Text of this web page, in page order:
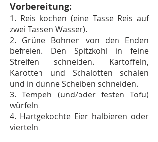
Vorbereitung:
1. Reis kochen (eine Tasse Reis auf
zwei Tassen Wasser).
2. Grüne Bohnen von den Enden
befreien. Den Spitzkohl in feine
Streifen schneiden. Kartoffeln,
Karotten und Schalotten schälen
und in dünne Scheiben schneiden.
3. Tempeh (und/oder festen Tofu)
würfeln.
4. Hartgekochte Eier halbieren oder
vierteln.